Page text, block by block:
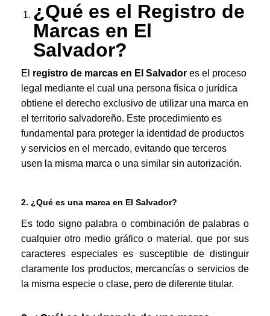
¿Qué es el Registro de
Marcas en El
Salvador?
El registro de marcas en El Salvador es el proceso
legal mediante el cual una persona física o jurídica
obtiene el derecho exclusivo de utilizar una marca en
el territorio salvadoreño. Este procedimiento es
fundamental para proteger la identidad de productos
y servicios en el mercado, evitando que terceros
usen la misma marca o una similar sin autorización.
2. ¿Qué es una marca en El Salvador?
Es todo signo palabra o combinación de palabras o
cualquier otro medio gráfico o material, que por sus
caracteres especiales es susceptible de distinguir
claramente los productos, mercancías o servicios de
la misma especie o clase, pero de diferente titular.